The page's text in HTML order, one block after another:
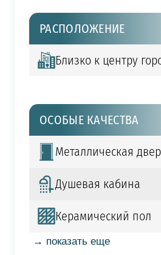
РАСПОЛОЖЕНИЕ
Близко к центру
ОСОБЫЕ КАЧЕСТВА
Металлическая
Душевая кабина
Керамический пол
→ показать еще